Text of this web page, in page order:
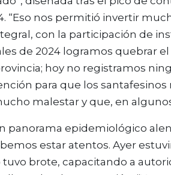
“Eso nos permitió invertir
con la participación de
de 2024 logramos quebrar
hoy no registramos
para que los santafesinos
malestar y que, en
panorama epidemiológico
estar atentos. Ayer
tuvo brote, capacitando a